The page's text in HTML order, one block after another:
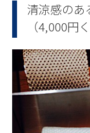
清涼感のあ
（4,000円